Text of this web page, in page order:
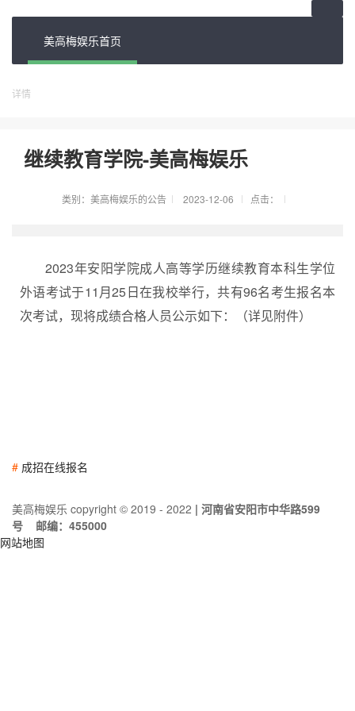
美高梅娱乐首页
详情
继续教育学院-美高梅娱乐
类别： 美高梅娱乐的公告 2023-12-06 点击：
2023年安阳学院成人高等学历继续教育本科生学位
外语考试于11月25日在我校举行，共有96名考生报名本
次考试，现将成绩合格人员公示如下：（详见附件）
# 成招在线报名
美高梅娱乐 copyright © 2019 - 2022 | 河南省安阳市中华路599
号 邮编：455000
网站地图